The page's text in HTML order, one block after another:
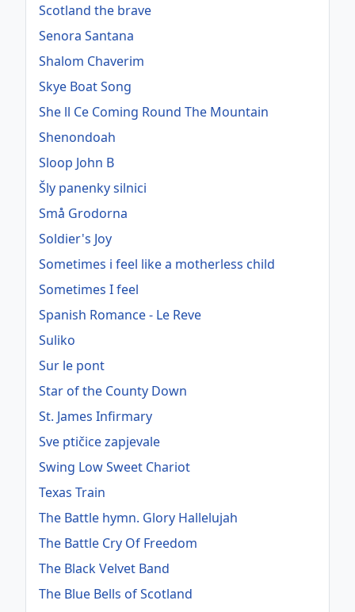
Scotland the brave
Senora Santana
Shalom Chaverim
Skye Boat Song
She ll Ce Coming Round The Mountain
Shenondoah
Sloop John B
Šly panenky silnici
Små Grodorna
Soldier's Joy
Sometimes i feel like a motherless child
Sometimes I feel
Spanish Romance - Le Reve
Suliko
Sur le pont
Star of the County Down
St. James Infirmary
Sve ptičice zapjevale
Swing Low Sweet Chariot
Texas Train
The Battle hymn. Glory Hallelujah
The Battle Cry Of Freedom
The Black Velvet Band
The Blue Bells of Scotland